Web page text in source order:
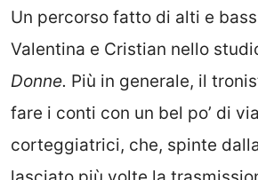
Un percorso fatto di alti e
Valentina e Cristian nello
Donne. Più in generale, il
fare i conti con un bel po’ di
corteggiatrici, che, spinte